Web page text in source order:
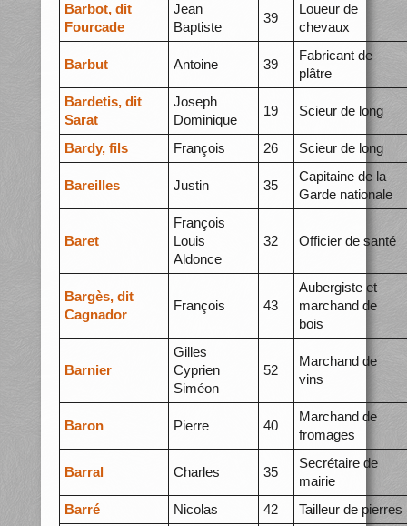
Barbot, dit
Fourcade
Jean
Baptiste
39
Loueur de
chevaux
Barbut Antoine 39
Fabricant de
plâtre
Bardetis, dit
Sarat
Joseph
Dominique
19 Scieur de long
Bardy, fils François 26 Scieur de long
Bareilles Justin 35
Capitaine de la
Garde nationale
Baret
François
Louis
Aldonce
32 Officier de santé
Bargès, dit
Cagnador
François 43
Aubergiste et
marchand de
bois
Barnier
Gilles
Cyprien
Siméon
52
Marchand de
vins
Baron Pierre 40
Marchand de
fromages
Barral Charles 35
Secrétaire de
mairie
Barré
Nicolas 42 Tailleur de pierres